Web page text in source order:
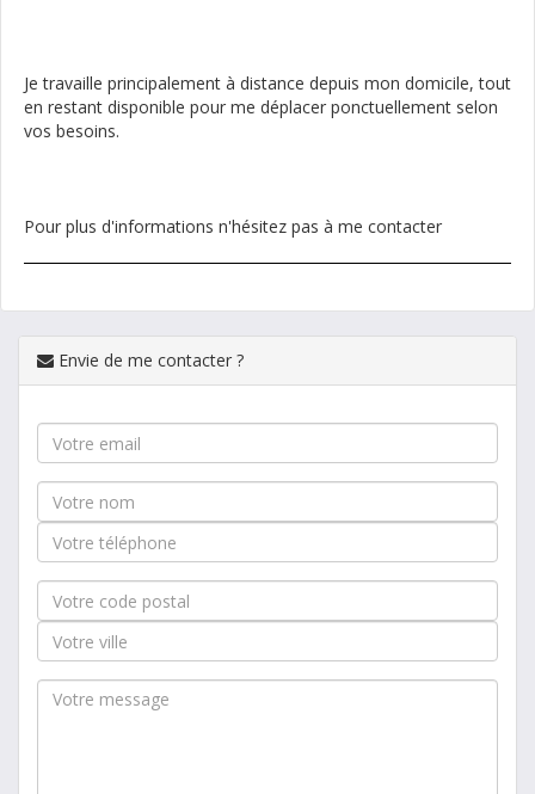
Je travaille principalement à distance depuis mon domicile, tout
en restant disponible pour me déplacer ponctuellement selon
vos besoins.
Pour plus d'informations n'hésitez pas à me contacter
Envie de me contacter ?